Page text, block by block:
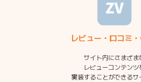
レビュー・口コミ
サイト内にさまざま
レビューコンテンツ
実装することができるサ